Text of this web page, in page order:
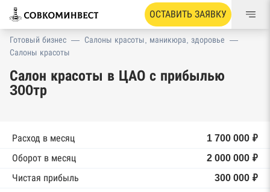
ОСТАВИТЬ ЗАЯВКУ
Готовый бизнес — Салоны красоты, маникюра, здоровье —
Салоны красоты
Салон красоты в ЦАО с прибылью
300тр
Расход в месяц
1 700 000 ₽
Оборот в месяц
2 000 000 ₽
Чистая прибыль
300 000 ₽